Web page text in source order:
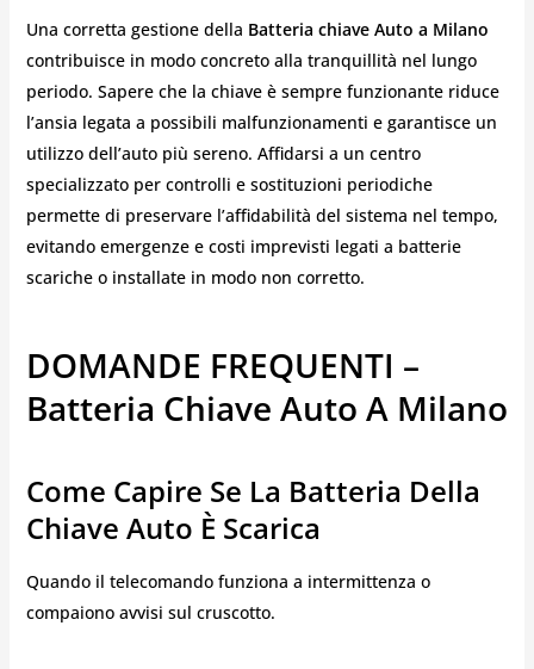
Una corretta gestione della Batteria chiave Auto a Milano
contribuisce in modo concreto alla tranquillità nel lungo
periodo. Sapere che la chiave è sempre funzionante riduce
l’ansia legata a possibili malfunzionamenti e garantisce un
utilizzo dell’auto più sereno. Affidarsi a un centro
specializzato per controlli e sostituzioni periodiche
permette di preservare l’affidabilità del sistema nel tempo,
evitando emergenze e costi imprevisti legati a batterie
scariche o installate in modo non corretto.
DOMANDE FREQUENTI –
Batteria Chiave Auto A Milano
Come Capire Se La Batteria Della
Chiave Auto È Scarica
Quando il telecomando funziona a intermittenza o
compaiono avvisi sul cruscotto.